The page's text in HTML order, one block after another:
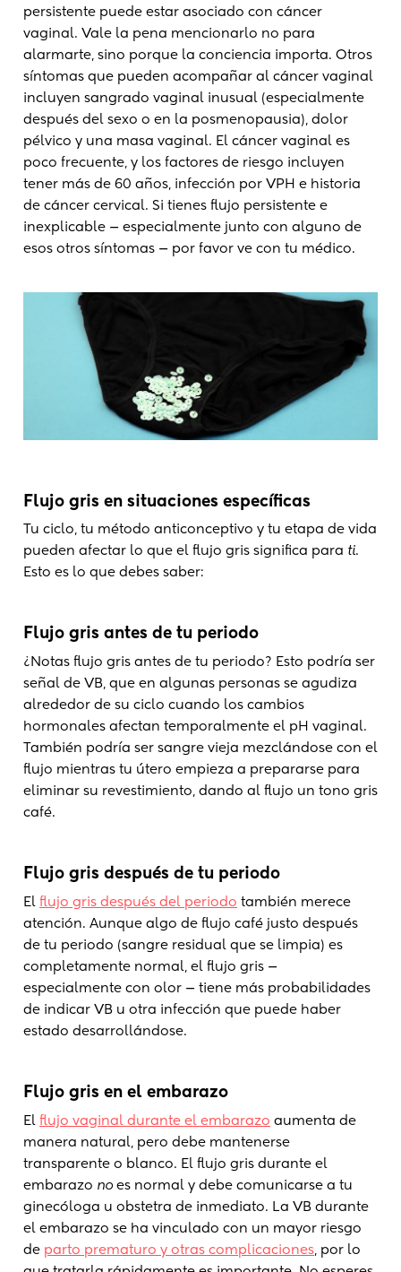
persistente puede estar asociado con cáncer
vaginal. Vale la pena mencionarlo no para
alarmarte, sino porque la conciencia importa. Otros
síntomas que pueden acompañar al cáncer vaginal
incluyen sangrado vaginal inusual (especialmente
después del sexo o en la posmenopausia), dolor
pélvico y una masa vaginal. El cáncer vaginal es
poco frecuente, y los factores de riesgo incluyen
tener más de 60 años, infección por VPH e historia
de cáncer cervical. Si tienes flujo persistente e
inexplicable — especialmente junto con alguno de
esos otros síntomas — por favor ve con tu médico.
Flujo gris en situaciones específicas
Tu ciclo, tu método anticonceptivo y tu etapa de vida
pueden afectar lo que el flujo gris significa para ti.
Esto es lo que debes saber:
Flujo gris antes de tu periodo
¿Notas flujo gris antes de tu periodo? Esto podría ser
señal de VB, que en algunas personas se agudiza
alrededor de su ciclo cuando los cambios
hormonales afectan temporalmente el pH vaginal.
También podría ser sangre vieja mezclándose con el
flujo mientras tu útero empieza a prepararse para
eliminar su revestimiento, dando al flujo un tono gris
café.
Flujo gris después de tu periodo
El flujo gris después del periodo también merece
atención. Aunque algo de flujo café justo después
de tu periodo (sangre residual que se limpia) es
completamente normal, el flujo gris —
especialmente con olor — tiene más probabilidades
de indicar VB u otra infección que puede haber
estado desarrollándose.
Flujo gris en el embarazo
El flujo vaginal durante el embarazo aumenta de
manera natural, pero debe mantenerse
transparente o blanco. El flujo gris durante el
embarazo no es normal y debe comunicarse a tu
ginecóloga u obstetra de inmediato. La VB durante
el embarazo se ha vinculado con un mayor riesgo
de parto prematuro y otras complicaciones, por lo